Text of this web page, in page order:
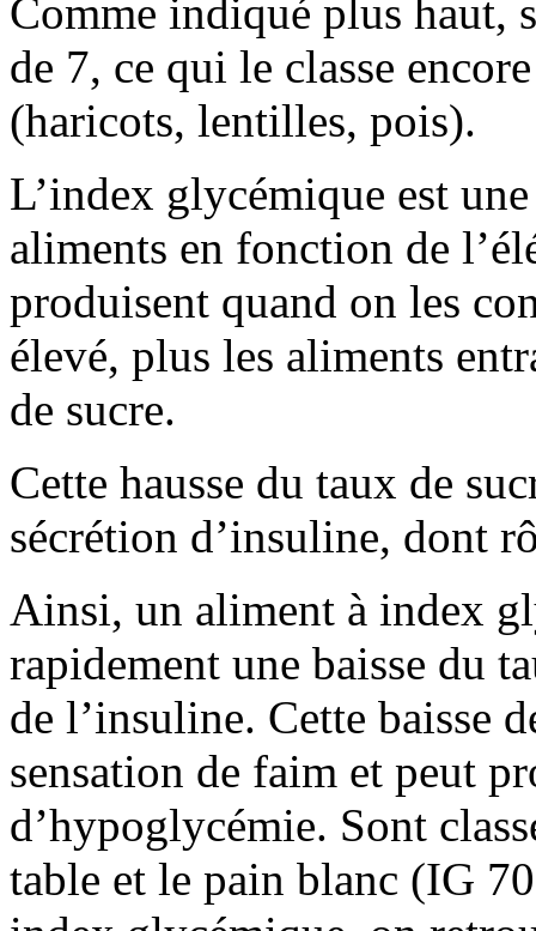
Comme indiqué plus haut,
de 7, ce qui le classe
(haricots, lentilles, pois).
L’index glycémique est
aliments en fonction de
produisent quand on les
élevé, plus les aliments
de sucre.
Cette hausse du taux de
sécrétion d’insuline, dont
Ainsi, un aliment à index
rapidement une baisse du
de l’insuline. Cette baisse
sensation de faim et peut
d’hypoglycémie. Sont
table et le pain blanc (IG